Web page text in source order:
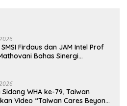
Firdaus dan JAM Intel Prof
Bahas Sinergi
Pengawasan Program
Sidang WHA ke-79, Taiwan
Video “Taiwan Cares Beyond